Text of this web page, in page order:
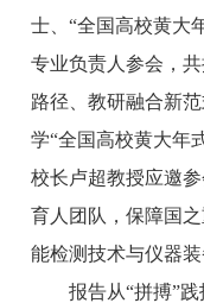
士、“全国高校黄大
专业负责人参会，
路径、教研融合新
学“全国高校黄大年
校长卢超教授应邀
育人团队，保障国
能检测技术与仪器装
报告从“拼搏”